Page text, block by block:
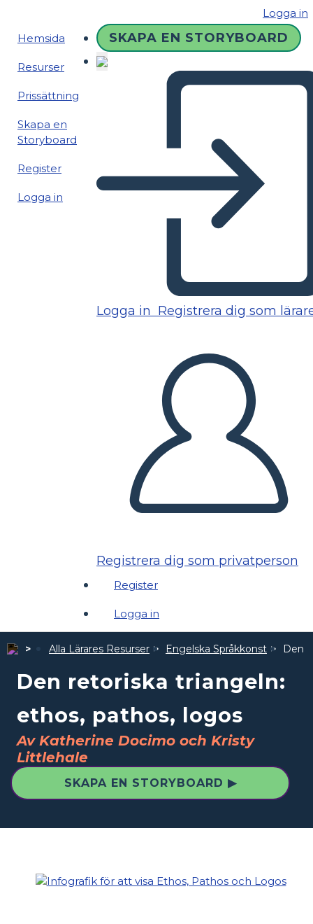
Logga in
Hemsida
Resurser
Prissättning
Skapa en
Storyboard
Register
Logga in
SKAPA EN STORYBOARD
Logga in Registrera dig som
Registrera dig som privatperson
Register
Logga in
Alla Lärares Resurser Engelska Språkkonst Den
Den retoriska triangeln:
ethos, pathos, logos
Av Katherine Docimo och Kristy
Littlehale
SKAPA EN STORYBOARD ▶